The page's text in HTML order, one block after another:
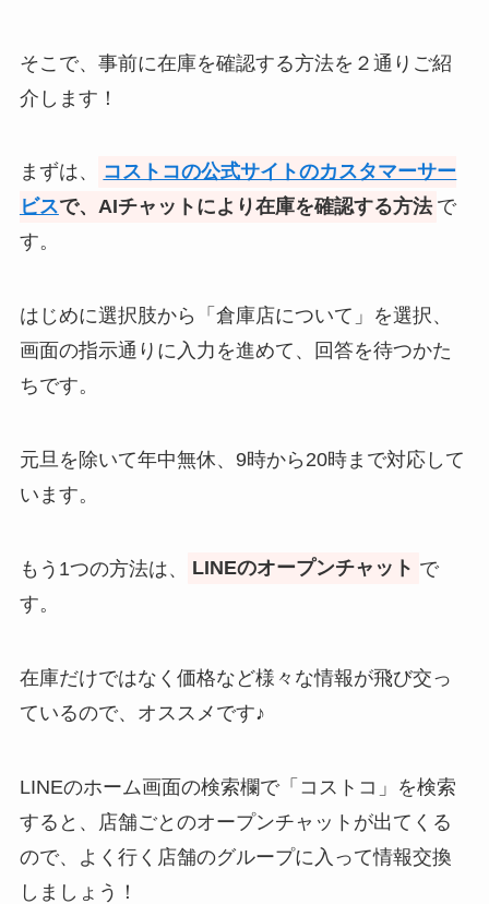
ピーシェン豆板醤はどこで売って
バックインバックは100均のセリ
ネリゾナユニバーサルクリームが
ど販売店を徹底調査！
ドラッグストア・コンビニなど取
そこで、事前に在庫を確認する方法を２通りご紹
介します！
まずは、
コストコの公式サイトのカスタマーサー
ビスで、AIチャットにより在庫を確認する方法 で
す。
はじめに選択肢から「倉庫店について」を選択、
画面の指示通りに入力を進めて、回答を待つかた
ちです。
元旦を除いて年中無休、9時から20時まで対応して
います。
もう1つの方法は、 LINEのオープンチャット で
す。
在庫だけではなく価格など様々な情報が飛び交っ
ているので、オススメです♪
LINEのホーム画面の検索欄で「コストコ」を検索
すると、店舗ごとのオープンチャットが出てくる
ので、よく行く店舗のグループに入って情報交換
しましょう！